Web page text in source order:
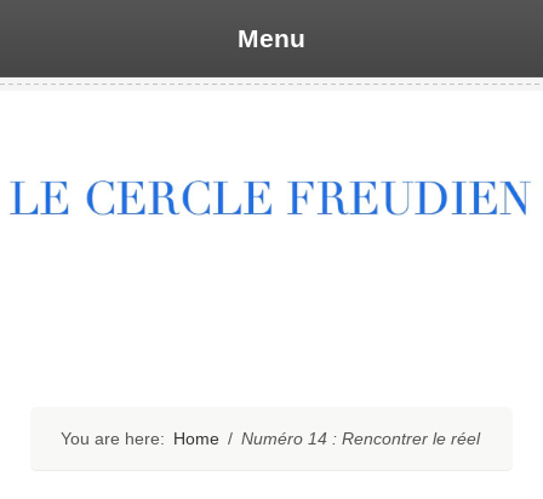
Menu
You are here: Home / Numéro 14 : Rencontrer le réel